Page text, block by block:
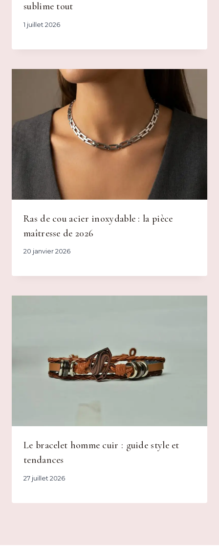
sublime tout
1 juillet 2026
Ras de cou acier inoxydable : la pièce
maîtresse de 2026
20 janvier 2026
Le bracelet homme cuir : guide style et
tendances
27 juillet 2026